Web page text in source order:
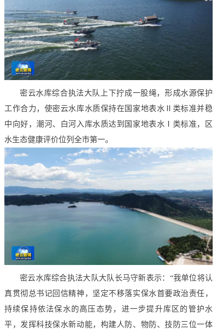
密云水库综合执法大队上下拧成一股绳，形成水源保护
工作合力，使密云水库水质保持在国家地表水Ⅱ类标准并稳
中向好，潮河、白河入库水质达到国家地表水Ⅰ类标准，区
水生态健康评价位列全市第一。
密云水库综合执法大队大队长马守新表示：“我单位将认
真贯彻总书记回信精神，坚定不移落实保水首要政治责任，
持续保持依法保水的高压态势，进一步提升库区的管护水
平，发挥科技保水新动能，构建人防、物防、技防三位一体